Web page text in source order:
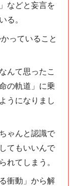
などと妄言を
る。
っていること
んて思ったこ
の軌道」に乗
うになりまし
ゃんと認識で
てもいいんで
れてしまう。
衝動」から解